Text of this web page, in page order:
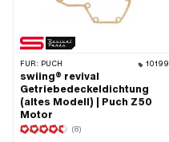
FÜR: PUCH 10199
swiing® revival
Getriebedeckeldichtung
(altes Modell) | Puch Z50
Motor
(8)